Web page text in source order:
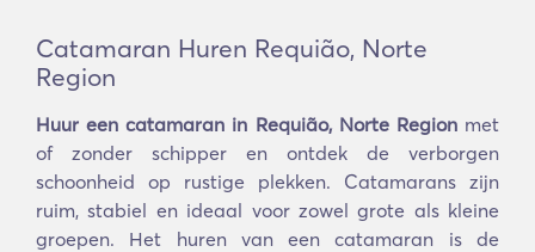
Catamaran Huren Requião, Norte
Region
Huur een catamaran in Requião, Norte Regionmet
of zonder schipper en ontdek de verborgen
schoonheid op rustige plekken. Catamarans zijn
ruim, stabiel en ideaal voor zowel grote als kleine
groepen. Het huren van een catamaran is de